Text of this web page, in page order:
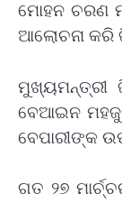
ମୋହନ ଚରଣ
ଆଲୋଚନା କରି
ମୁଖ୍ୟମନ୍ତ୍ରୀ
ବେଆଇନ
ବେପାରୀଙ୍କ
ଗତ ୨୭